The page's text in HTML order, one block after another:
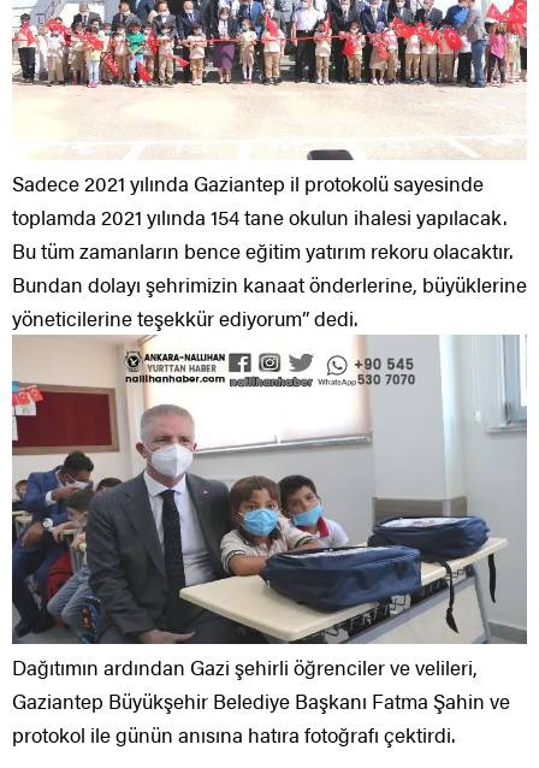
Sadece 2021 yılında Gaziantep il protokolü sayesinde
toplamda 2021 yılında 154 tane okulun ihalesi yapılacak.
Bu tüm zamanların bence eğitim yatırım rekoru olacaktır.
Bundan dolayı şehrimizin kanaat önderlerine, büyüklerine
yöneticilerine teşekkür ediyorum” dedi.
Dağıtımın ardından Gazi şehirli öğrenciler ve velileri,
Gaziantep Büyükşehir Belediye Başkanı Fatma Şahin ve
protokol ile günün anısına hatıra fotoğrafı çektirdi.